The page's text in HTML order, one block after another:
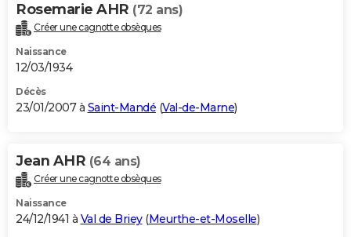
Rosemarie AHR (72 ans)
Créer une cagnotte obsèques
Naissance
12/03/1934
Décès
23/01/2007 à Saint-Mandé (Val-de-Marne)
Jean AHR (64 ans)
Créer une cagnotte obsèques
Naissance
24/12/1941 à Val de Briey(Meurthe-et-Moselle)